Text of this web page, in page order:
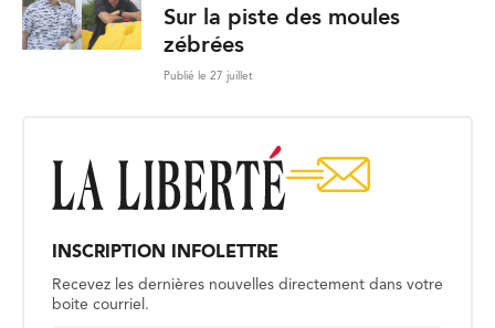
Sur la piste des moules
zébrées
Publié le 27 juillet
INSCRIPTION INFOLETTRE
Recevez les dernières nouvelles directement dans votre
boite courriel.